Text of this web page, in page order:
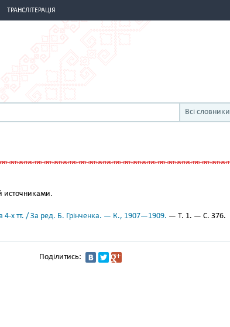
ТРАНСЛІТЕРАЦІЯ
Всі словники
источниками.
4-х тт. / За ред. Б. Грінченка. — К., 1907—1909. — Т. 1. — С. 376.
Поділитись: